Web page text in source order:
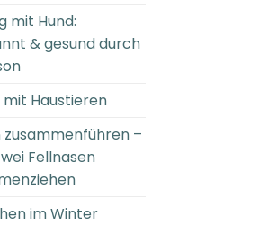
mit Hund:
& gesund durch
mit Haustieren
zusammenführen –
Fellnasen
im Winter